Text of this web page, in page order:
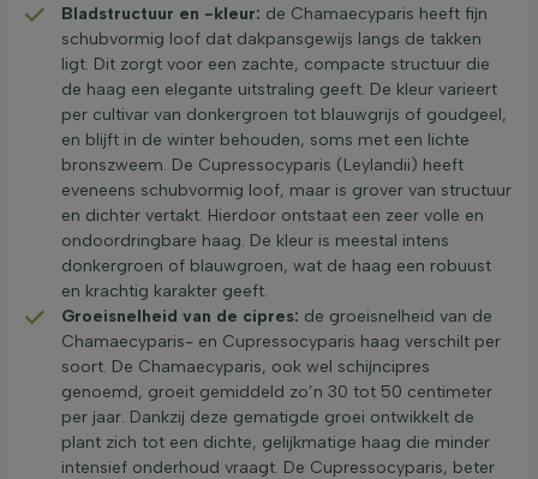
Bladstructuur en -kleur: de Chamaecyparis heeft fijn
schubvormig loof dat dakpansgewijs langs de takken
ligt. Dit zorgt voor een zachte, compacte structuur die
de haag een elegante uitstraling geeft. De kleur varieert
per cultivar van donkergroen tot blauwgrijs of goudgeel,
en blijft in de winter behouden, soms met een lichte
bronszweem. De Cupressocyparis (Leylandii) heeft
eveneens schubvormig loof, maar is grover van structuur
en dichter vertakt. Hierdoor ontstaat een zeer volle en
ondoordringbare haag. De kleur is meestal intens
donkergroen of blauwgroen, wat de haag een robuust
en krachtig karakter geeft.
Groeisnelheid van de cipres: de groeisnelheid van de
Chamaecyparis- en Cupressocyparis haag verschilt per
soort. De Chamaecyparis, ook wel schijncipres
genoemd, groeit gemiddeld zo’n 30 tot 50 centimeter
per jaar. Dankzij deze gematigde groei ontwikkelt de
plant zich tot een dichte, gelijkmatige haag die minder
intensief onderhoud vraagt. De Cupressocyparis, beter